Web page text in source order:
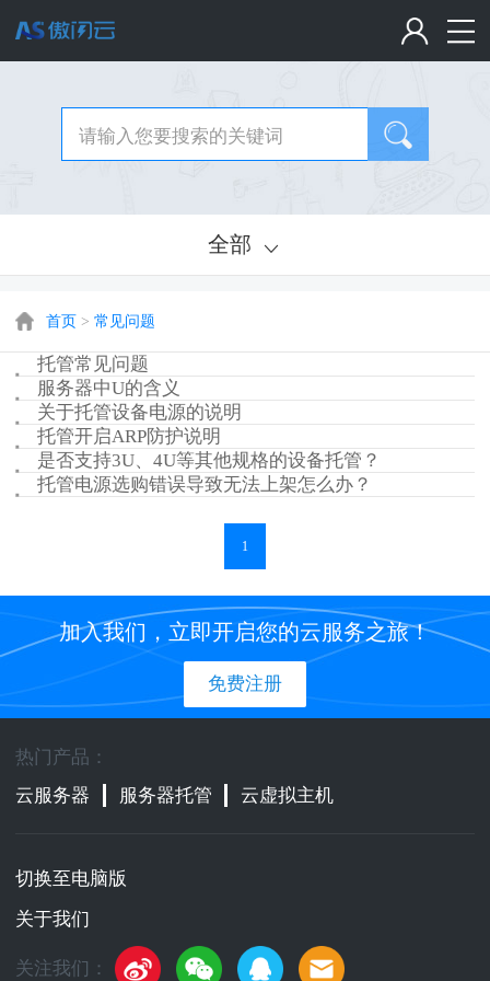
全部
首页 > 常见问题
托管常见问题
服务器中U的含义
关于托管设备电源的说明
托管开启ARP防护说明
是否支持3U、4U等其他规格的设备托管？
托管电源选购错误导致无法上架怎么办？
1
加入我们，立即开启您的云服务之旅！
免费注册
热门产品：
云服务器
服务器托管 云虚拟主机
切换至电脑版
关于我们
关注我们：